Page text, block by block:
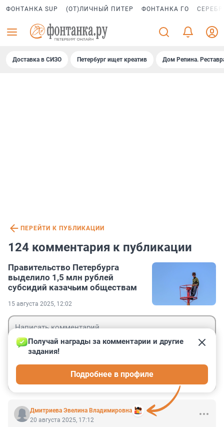
ФОНТАНКА SUP (ОТ)ЛИЧНЫЙ ПИТЕР ФОНТАНКА ГО
Доставка в СИЗО Петербург ищет креатив Дом Репина.
ПЕРЕЙТИ К ПУБЛИКАЦИИ
124 комментария к публикации
Правительство Петербурга
выделило 1,5 млн рублей
субсидий казачьим обществам
15 августа 2025, 12:02
Дмитриева Эвелина Владимировна
Получай награды за комментарии и другие
задания!
Подробнее в профиле
20 августа 2025, 17:12